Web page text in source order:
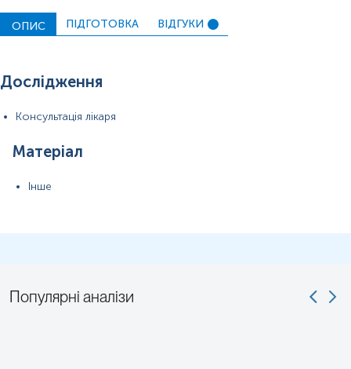
ОПИС ПІДГОТОВКА ВІДГУКИ
Дослідження
Консультація лікаря
Матеріал
Інше
Популярні аналізи